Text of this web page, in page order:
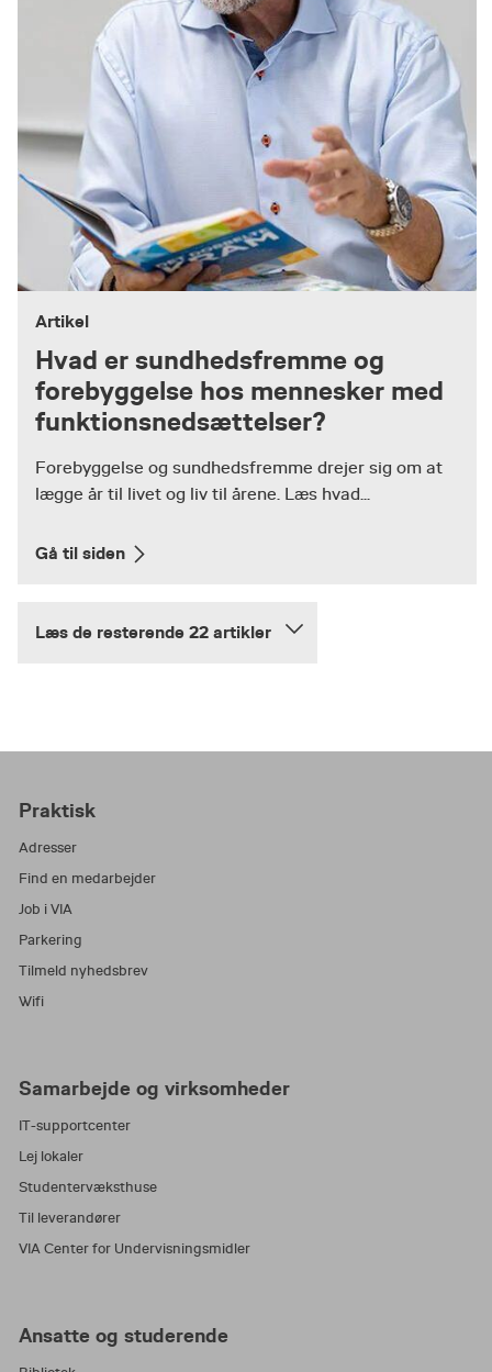
Artikel
Hvad er sundhedsfremme og
forebyggelse hos mennesker med
funktionsnedsættelser?
Forebyggelse og sundhedsfremme drejer sig om at
lægge år til livet og liv til årene. Læs hvad...
Gå til siden
Læs de resterende 22 artikler
Praktisk
Adresser
Find en medarbejder
Job i VIA
Parkering
Tilmeld nyhedsbrev
Wifi
Samarbejde og virksomheder
IT-supportcenter
Lej lokaler
Studentervæksthuse
Til leverandører
VIA Center for Undervisningsmidler
Ansatte og studerende